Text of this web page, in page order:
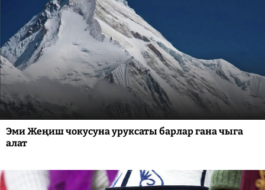
Эми Жеңиш чокусуна уруксаты барлар гана чыга
алат